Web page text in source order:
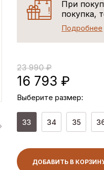
При
покупка,
Подробнее
23 990 ₽
16 793 ₽
Выберите размер:
33 34 35
ДОБАВИТЬ В